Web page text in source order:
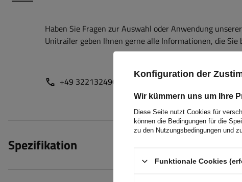
Haben Sie Fragen zur Auswahl oder Anwendung
Unitrailer geben Ihnen gerne alle Informationen, die Sie
+49 32213249035 unitrailer@unitrailer.de
Spezifikation
Konfiguration der
Wir kümmern uns um Ihre
Diese Seite nutzt Cookies für
können die Bedingungen für die
zu den Nutzungsbedingungen und
Funktionale Cookies